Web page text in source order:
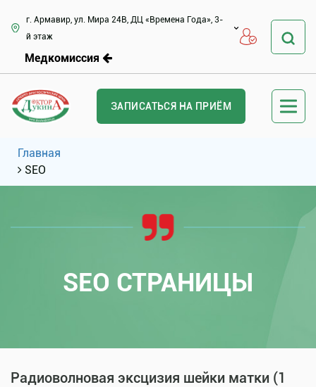
г. Армавир, ул. Мира 24В, ДЦ «Времена Года», 3-
й этаж
Медкомиссия
ЗАПИСАТЬСЯ НА ПРИЁМ
Главная
SEO
SEO СТРАНИЦЫ
Радиоволновая эксцизия шейки матки (1